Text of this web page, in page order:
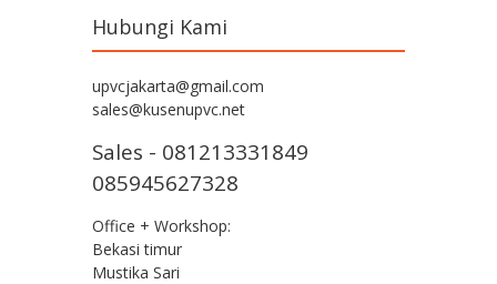
Hubungi Kami
upvcjakarta@gmail.com
sales@kusenupvc.net
Sales - 081213331849
085945627328
Office + Workshop:
Bekasi timur
Mustika Sari